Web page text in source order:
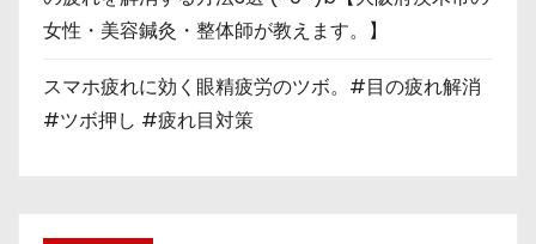
女性・美容鍼灸・整体師が教えます。】
スマホ疲れに効く眼精疲労のツボ。#目の疲れ解消
#ツボ押し #疲れ目対策